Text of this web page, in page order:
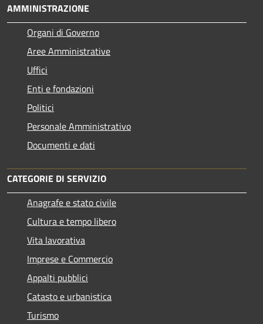
AMMINISTRAZIONE
Organi di Governo
Aree Amministrative
Uffici
Enti e fondazioni
Politici
Personale Amministrativo
Documenti e dati
CATEGORIE DI SERVIZIO
Anagrafe e stato civile
Cultura e tempo libero
Vita lavorativa
Imprese e Commercio
Appalti pubblici
Catasto e urbanistica
Turismo